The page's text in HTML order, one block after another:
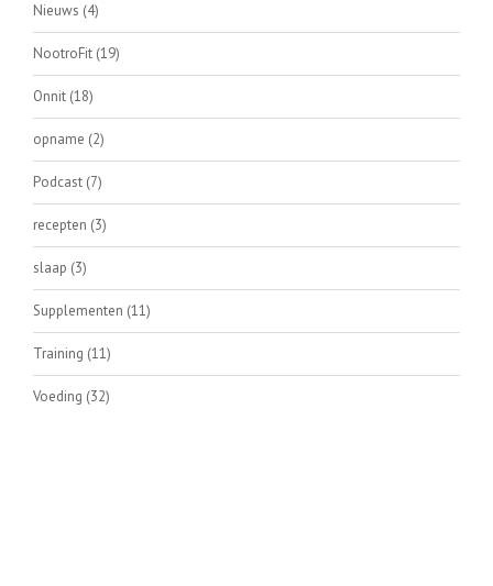
Nieuws (4)
NootroFit (19)
Onnit (18)
opname (2)
Podcast (7)
recepten (3)
slaap (3)
Supplementen (11)
Training (11)
Voeding (32)